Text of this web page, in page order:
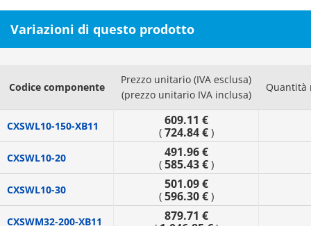
Variazioni di questo prodotto
Codice componente
Prezzo unitario (IVA esclusa)
(prezzo unitario IVA inclusa)
Quantità
CXSWL10-150-XB11 609.11 €
( 724.84 €)
CXSWL10-20 491.96 €
( 585.43 €)
CXSWL10-30 501.09 €
( 596.30 €)
CXSWM32-200-XB11 879.71 €